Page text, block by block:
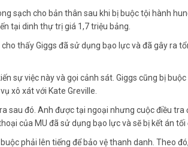
sạch cho bản thân sau khi bị buộc tội hành
tại dinh thự trị giá 1,7 triệu bảng.
thấy Giggs đã sử dụng bạo lực và đã gây ra
sự việc này và gọi cảnh sát. Giggs cũng bị
xô xát với Kate Greville.
sau đó. Anh được tại ngoại nhưng cuộc điều
của MU đã sử dụng bạo lực và sẽ bị kết án
phải lên tiếng để bảo vệ thanh danh. Theo